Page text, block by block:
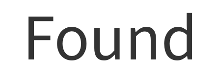
Found